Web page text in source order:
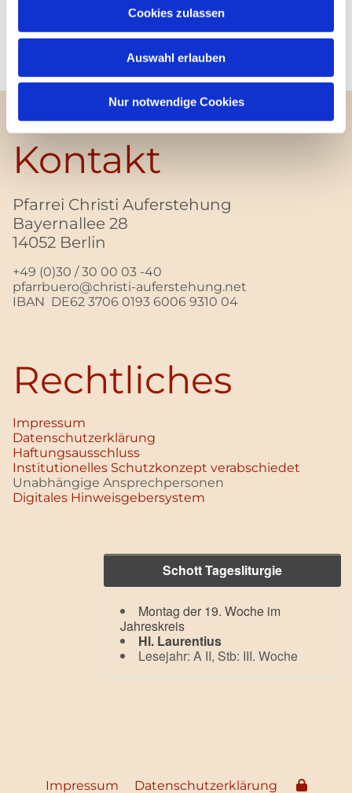
Cookies zulassen
Auswahl erlauben
Nur notwendige Cookies
Kontakt
Pfarrei Christi Auferstehung
Bayernallee 28
14052 Berlin
+49 (0)30 / 30 00 03 -40
pfarrbuero@christi-auferstehung.net
IBAN DE62 3706 0193 6006 9310 04
Rechtliches
Impressum
Datenschutz­erklärung
Haftungsausschluss
Institutionelles Schutzkonzept verabschiedet
Unabhängige Ansprechpersonen
Digitales Hinweisgebersystem
Schott Tagesliturgie
Montag der 19. Woche im
Jahreskreis
Hl. Laurentius
Lesejahr: A II, Stb: III. Woche
Impressum Datenschutzerklärung